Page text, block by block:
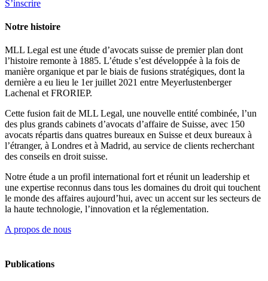
S’inscrire
Notre histoire
MLL Legal est une étude d’avocats suisse de premier plan dont
l’histoire remonte à 1885. L’étude s’est développée à la fois de
manière organique et par le biais de fusions stratégiques, dont la
dernière a eu lieu le 1er juillet 2021 entre Meyerlustenberger
Lachenal et FRORIEP.
Cette fusion fait de MLL Legal, une nouvelle entité combinée, l’un
des plus grands cabinets d’avocats d’affaire de Suisse, avec 150
avocats répartis dans quatres bureaux en Suisse et deux bureaux à
l’étranger, à Londres et à Madrid, au service de clients recherchant
des conseils en droit suisse.
Notre étude a un profil international fort et réunit un leadership et
une expertise reconnus dans tous les domaines du droit qui touchent
le monde des affaires aujourd’hui, avec un accent sur les secteurs de
la haute technologie, l’innovation et la réglementation.
A propos de nous
Publications